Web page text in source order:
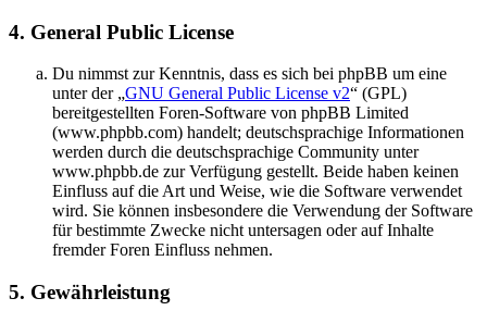
4. General Public License
Du nimmst zur Kenntnis, dass es sich bei phpBB um eine
unter der „GNU General Public License v2“ (GPL)
bereitgestellten Foren-Software von phpBB Limited
(www.phpbb.com) handelt; deutschsprachige Informationen
werden durch die deutschsprachige Community unter
www.phpbb.de zur Verfügung gestellt. Beide haben keinen
Einfluss auf die Art und Weise, wie die Software verwendet
wird. Sie können insbesondere die Verwendung der Software
für bestimmte Zwecke nicht untersagen oder auf Inhalte
fremder Foren Einfluss nehmen.
5. Gewährleistung